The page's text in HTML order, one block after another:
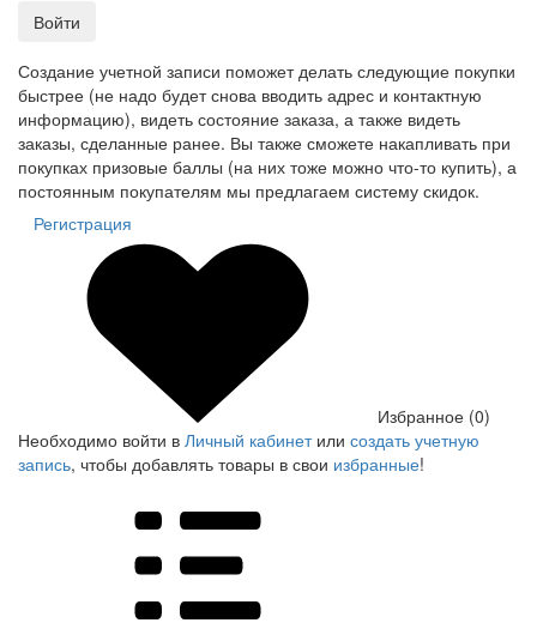
Войти
Создание учетной записи поможет делать следующие покупки
быстрее (не надо будет снова вводить адрес и контактную
информацию), видеть состояние заказа, а также видеть
заказы, сделанные ранее. Вы также сможете накапливать при
покупках призовые баллы (на них тоже можно что-то купить), а
постоянным покупателям мы предлагаем систему скидок.
Регистрация
Избранное (0)
Необходимо войти в Личный кабинетили создать учетную
запись, чтобы добавлять товары в свои избранные!